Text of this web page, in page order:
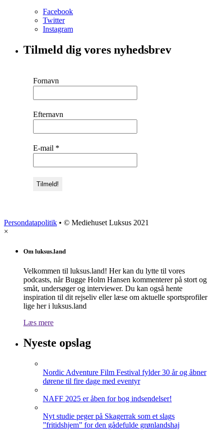
Facebook
Twitter
Instagram
Tilmeld dig vores nyhedsbrev
Fornavn
Efternavn
E-mail *
Persondatapolitik • © Mediehuset Luksus 2021
×
Om luksus.land
Velkommen til luksus.land! Her kan du lytte til vores
podcasts, når Bugge Holm Hansen kommenterer på stort og
småt, undersøger og interviewer. Du kan også hente
inspiration til dit rejseliv eller læse om aktuelle sportsprofiler
lige her i luksus.land
Læs mere
Nyeste opslag
Nordic Adventure Film Festival fylder 30 år og åbner
dørene til fire dage med eventyr
NAFF 2025 er åben for bog indsendelser!
Nyt studie peger på Skagerrak som et slags
”fritidshjem” for den gådefulde grønlandshaj